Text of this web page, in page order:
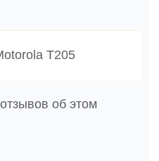
T205
об этом